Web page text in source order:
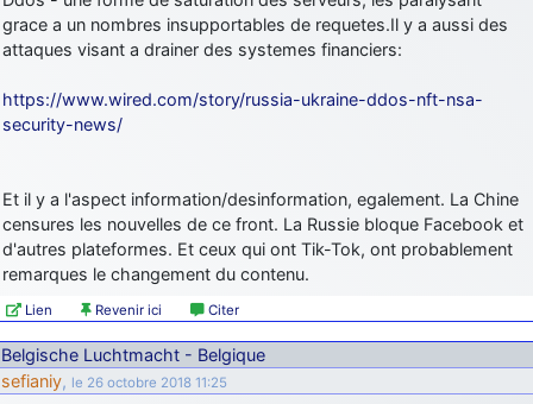
grace a un nombres insupportables de requetes.Il y a aussi des
attaques visant a drainer des systemes financiers:
https://www.wired.com/story/russia-ukraine-ddos-nft-nsa-
security-news/
Et il y a l'aspect information/desinformation, egalement. La Chine
censures les nouvelles de ce front. La Russie bloque Facebook et
d'autres plateformes. Et ceux qui ont Tik-Tok, ont probablement
remarques le changement du contenu.
Lien Revenir ici Citer
Belgische Luchtmacht - Belgique
sefianiy, le 26 octobre 2018 11:25